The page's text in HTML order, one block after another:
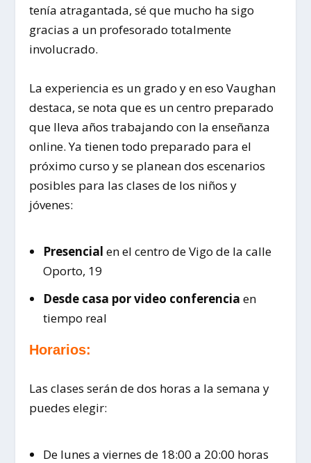
tenía atragantada, sé que mucho ha sigo
gracias a un profesorado totalmente
involucrado.
La experiencia es un grado y en eso Vaughan
destaca, se nota que es un centro preparado
que lleva años trabajando con la enseñanza
online. Ya tienen todo preparado para el
próximo curso y se planean dos escenarios
posibles para las clases de los niños y
jóvenes:
Presencial en el centro de Vigo de la calle
Oporto, 19
Desde casa por video conferencia en
tiempo real
Horarios:
Las clases serán de dos horas a la semana y
puedes elegir:
De lunes a viernes de 18:00 a 20:00 horas